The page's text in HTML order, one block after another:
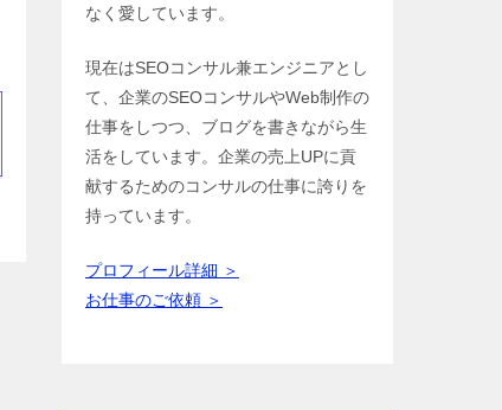
なく愛しています。
現在はSEOコンサル兼エンジニアとし
て、企業のSEOコンサルやWeb制作の
仕事をしつつ、ブログを書きながら生
活をしています。企業の売上UPに貢
献するためのコンサルの仕事に誇りを
持っています。
プロフィール詳細 ＞
お仕事のご依頼 ＞